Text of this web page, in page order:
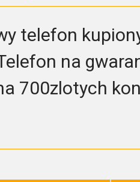
telefon
na
700zlotych